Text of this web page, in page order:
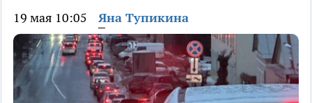
19 мая 10:05 Яна Тупикина